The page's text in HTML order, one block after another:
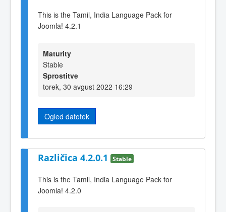
This is the Tamil, India Language Pack for
Joomla! 4.2.1
Maturity
Stable
Sprostitve
torek, 30 avgust 2022 16:29
Ogled datotek
Različica 4.2.0.1 Stable
This is the Tamil, India Language Pack for
Joomla! 4.2.0